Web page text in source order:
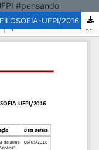
#pensando
UFPI/2016